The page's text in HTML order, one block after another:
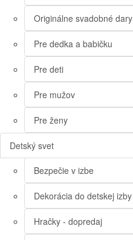
Originálne svadobné dary
Pre dedka a babičku
Pre deti
Pre mužov
Pre ženy
Detský svet
Bezpečie v izbe
Dekorácia do detskej izby
Hračky - dopredaj